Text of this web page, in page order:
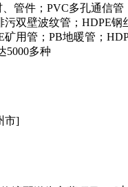
管件；PVC多孔通信
双壁波纹管；HDPE
用管；PB地暖管；
5000多种
市]